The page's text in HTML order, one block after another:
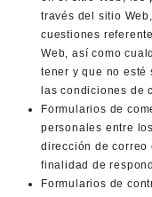
través del sitio
cuestiones
Web, así como
tener y que no esté
las condiciones de
Formularios de
personales entre
dirección de correo
finalidad de
Formularios de